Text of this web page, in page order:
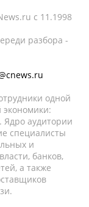
c 11.1998
разбора -
одной
экономики:
аудитории
специалисты
и
банков,
а также